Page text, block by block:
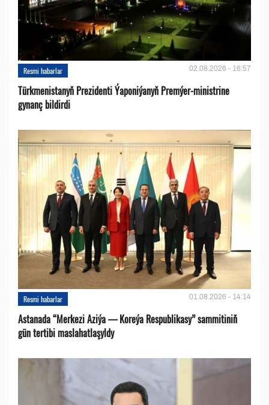
Resmi habarlar 02.08.2026 - 16:57
Türkmenistanyň Prezidenti Ýaponiýanyň Premýer-ministrine
gynanç bildirdi
Resmi habarlar 01.08.2026 - 14:14
Astanada “Merkezi Aziýa — Koreýa Respublikasy” sammitiniň
gün tertibi maslahatlaşyldy